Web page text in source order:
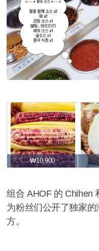
₩10,900
组合 AHOF 的 Chihen
为粉丝们公开了独家
方。